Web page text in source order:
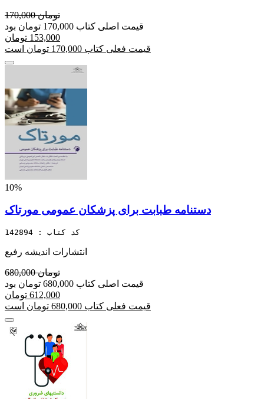
170,000 تومان
قیمت اصلی کتاب 170,000 تومان بود
153,000 تومان
قیمت فعلی کتاب 170,000 تومان است
10%
دستنامه طبابت برای پزشکان عمومی مورتاک
کد کتاب : 142894
انتشارات اندیشه رفیع
680,000 تومان
قیمت اصلی کتاب 680,000 تومان بود
612,000 تومان
قیمت فعلی کتاب 680,000 تومان است